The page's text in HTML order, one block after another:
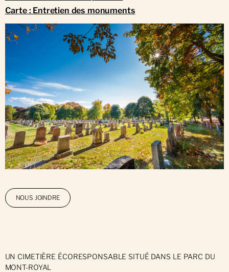
Carte : Entretien des monuments
NOUS JOINDRE
UN CIMETIÈRE ÉCORESPONSABLE SITUÉ DANS LE PARC DU
MONT-ROYAL